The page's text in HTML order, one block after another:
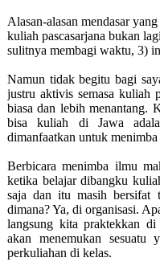
Alasan-alasan mendasar
kuliah pascasarjana bukan
sulitnya membagi waktu, 3)
Namun tidak begitu bagi
justru aktivis semasa kuliah
biasa dan lebih menantang.
bisa kuliah di Jawa
dimanfaatkan untuk
Berbicara menimba ilmu
ketika belajar dibangku
saja dan itu masih bersifat
dimana? Ya, di organisasi.
langsung kita praktekkan
akan menemukan
perkuliahan di kelas.